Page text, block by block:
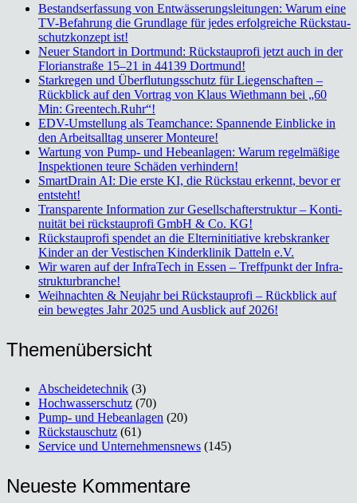
Bestands­er­fas­sung von Ent­wäs­se­rungs­lei­tun­gen: War­um eine
TV-Befah­rung die Grund­la­ge für jedes erfolg­rei­che Rückstau­
schutz­kon­zept ist!
Neu­er Stand­ort in Dort­mund: Rück­stau­pro­fi jetzt auch in der
Flo­ri­an­stra­ße 15–21 in 44139 Dort­mund!
Stark­re­gen und Über­flu­tungs­schutz für Lie­gen­schaf­ten –
Rück­blick auf den Vor­trag von Klaus Wieth­mann bei „60
Min: Greentech.Ruhr“!
EDV-Umstel­lung als Team­chan­ce: Span­nen­de Ein­bli­cke in
den Arbeits­all­tag unse­rer Mon­teu­re!
War­tung von Pump- und Hebe­an­la­gen: War­um regel­mä­ßi­ge
Inspek­tio­nen teu­re Schä­den ver­hin­dern!
Smart­Drain AI: Die ers­te KI, die Rück­stau erkennt, bevor er
ent­steht!
Trans­pa­ren­te Infor­ma­ti­on zur Gesell­schaf­ter­struk­tur – Kon­ti­
nui­tät bei rück­stau­pro­fi GmbH & Co. KG!
Rück­stau­pro­fi spen­det an die Eltern­in­itia­ti­ve krebs­kran­ker
Kin­der an der Ves­ti­schen Kin­der­kli­nik Dat­teln e.V.
Wir waren auf der Infra­Tech in Essen – Treff­punkt der Infra­
struk­tur­bran­che!
Weih­nach­ten & Neu­jahr bei Rück­stau­pro­fi – Rück­blick auf
ein beweg­tes Jahr 2025 und Aus­blick auf 2026!
The­men­über­sicht
Abscheidetechnik (3)
Hochwasserschutz (70)
Pump- und Hebeanlagen (20)
Rückstauschutz (61)
Service und Unternehmensnews (145)
Neu­es­te Kom­men­ta­re